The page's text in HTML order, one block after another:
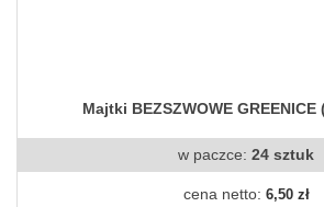
Majtki BEZSZWOWE GREENICE
w paczce: 24 sztuk
cena netto: 6,50 zł